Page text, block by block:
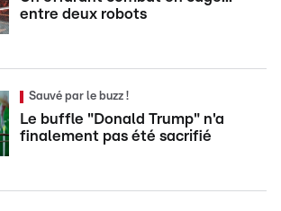
entre deux robots
Sauvé par le buzz !
Le buffle "Donald Trump" n'a
finalement pas été sacrifié